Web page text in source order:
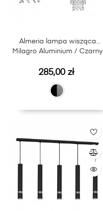
Almeria lampa wisząca
Milagro Aluminium / Czarny
Cena
285,00 zł